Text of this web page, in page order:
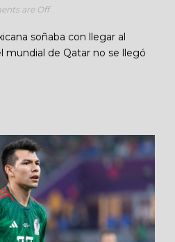
are Off
soñaba con llegar al
mundial de Qatar no se llegó